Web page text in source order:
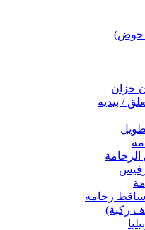
حوض)
خزان
/ بيديه
ساقط رخامة
ركبة)